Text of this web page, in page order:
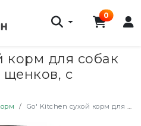
0
корм для собак
щенков, с
Go' Kitchen сухой корм для собак всех возрастов и щенков, с курицей - 1,59 кг